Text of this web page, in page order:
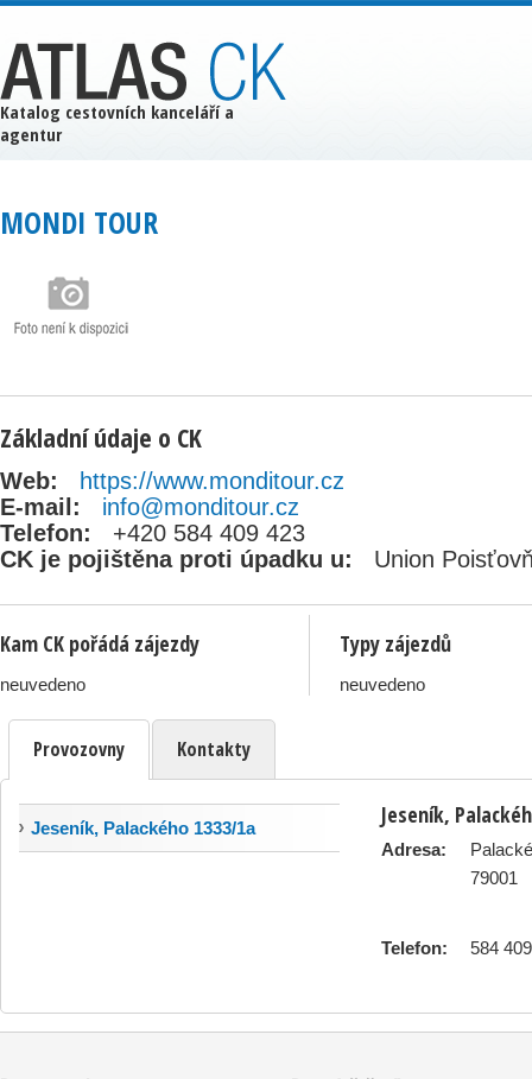
MONDI TOUR
Základní údaje o CK
Web:
https://www.monditour.cz
E-mail:
info@monditour.cz
Telefon:
+420 584 409 423
CK je pojištěna proti úpadku u:
Union
Kam CK pořádá zájezdy
neuvedeno
Typy zájezdů
neuvedeno
Provozovny Kontakty
Jeseník, Palackého 1333/1a Jeseník,
Adresa:
79001
Telefon: 584
Katalog cestovních kanceláří a
agentur